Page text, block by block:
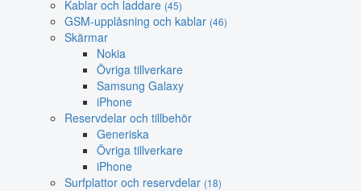
Kablar och laddare (45)
GSM-upplåsning och kablar (46)
Skärmar
Nokia
Övriga tillverkare
Samsung Galaxy
iPhone
Reservdelar och tillbehör
Generiska
Övriga tillverkare
iPhone
Surfplattor och reservdelar (18)